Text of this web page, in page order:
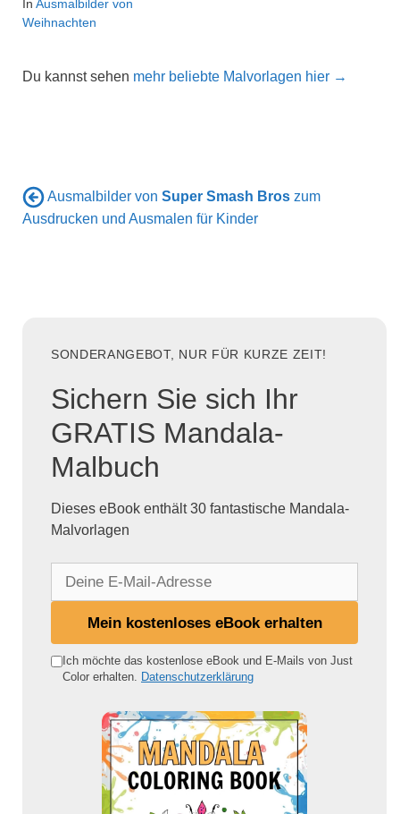
In Ausmalbilder von
Weihnachten
Du kannst sehen mehr beliebte Malvorlagen hier →
Ausmalbilder von Super Smash Bros zum
Ausdrucken und Ausmalen für Kinder
SONDERANGEBOT, NUR FÜR KURZE ZEIT!
Sichern Sie sich Ihr
GRATIS Mandala-
Malbuch
Dieses eBook enthält 30 fantastische Mandala-
Malvorlagen
e
Mein kostenloses eBook erhalten
Ich möchte das kostenlose eBook und E-Mails von Just
Color erhalten.
Datenschutzerklärung